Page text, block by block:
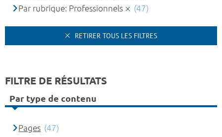
Par rubrique: Professionnels
(47)
RETIRER TOUS LES FILTRES
FILTRE DE RÉSULTATS
Par type de contenu
Pages (47)